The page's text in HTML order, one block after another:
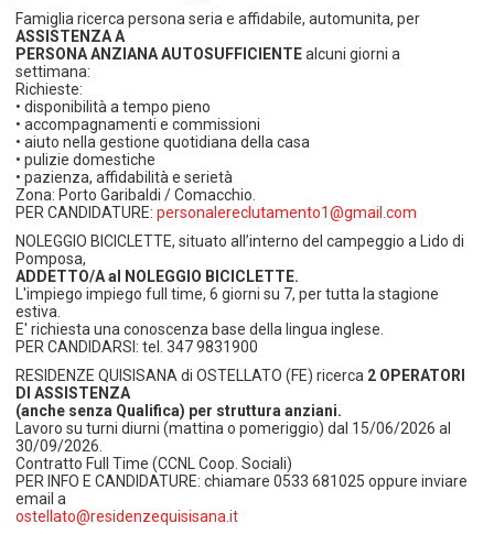
Famiglia ricerca persona seria e affidabile, automunita, per
ASSISTENZA A
PERSONA ANZIANA AUTOSUFFICIENTEalcuni giorni a
settimana:
Richieste:
• disponibilità a tempo pieno
• accompagnamenti e commissioni
• aiuto nella gestione quotidiana della casa
• pulizie domestiche
• pazienza, affidabilità e serietà
Zona: Porto Garibaldi / Comacchio.
PER CANDIDATURE: personalereclutamento1@gmail.com
NOLEGGIO BICICLETTE, situato all’interno del campeggio a Lido di
Pomposa,
ADDETTO/A al NOLEGGIO BICICLETTE.
L'impiego impiego full time, 6 giorni su 7, per tutta la stagione
estiva.
E' richiesta una conoscenza base della lingua inglese.
PER CANDIDARSI: tel. 347 9831900
RESIDENZE QUISISANA di OSTELLATO (FE) ricerca 2 OPERATORI
DI ASSISTENZA
(anche senza Qualifica) per struttura anziani.
Lavoro su turni diurni (mattina o pomeriggio) dal 15/06/2026 al
30/09/2026.
Contratto Full Time (CCNL Coop. Sociali)
PER INFO E CANDIDATURE: chiamare 0533 681025 oppure inviare
email a
ostellato@residenzequisisana.it